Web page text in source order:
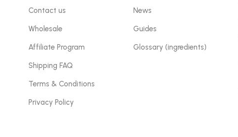
Contact us
Wholesale
Affiliate Program
Shipping FAQ
Terms & Conditions
Privacy Policy
News
Guides
Glossary (ingredients)